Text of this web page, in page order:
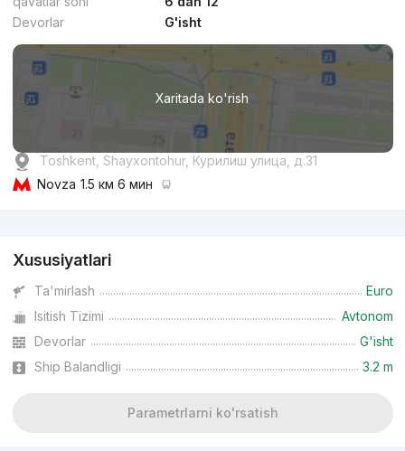
Devorlar
G'isht
Xaritada ko'rish
Toshkent, Shayxontohur, Курилиш улица, д.31
Novza 1.5 км 6 мин
Xususiyatlari
Ta'mirlash
Euro
Isitish Tizimi
Avtonom
Devorlar
G'isht
Ship Balandligi
3.2 m
Parametrlarni ko'rsatish